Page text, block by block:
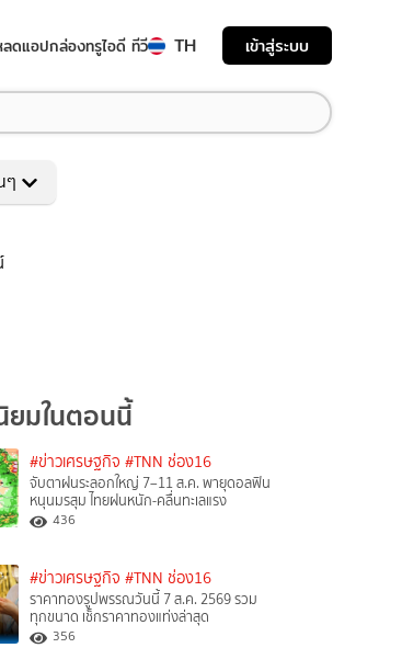
ลดแอปกล่องทรูไอดี ทีวี TH เข้าสู่ระบบ
ๆ
มในตอนนี้
#ข่าวเศรษฐกิจ #TNN ช่อง16
จับตาฝนระลอกใหญ่ 7–11 ส.ค. พายุดอลฟิน
หนุนมรสุม ไทยฝนหนัก-คลื่นทะเลแรง
436
#ข่าวเศรษฐกิจ #TNN ช่อง16
ราคาทองรูปพรรณวันนี้ 7 ส.ค. 2569 รวม
ทุกขนาด เช็กราคาทองแท่งล่าสุด
356